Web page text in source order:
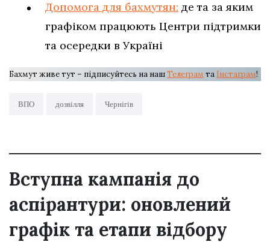
Допомога для бахмутян: де та за яким
графіком працюють Центри підтримки
та осередки в Україні
Бахмут живе тут – підписуйтесь на нашТелеграм та Інстаграм!
ВПО дозвілля Чернігів
Вступна кампанія до
аспірантури: оновлений
графік та етапи відбору